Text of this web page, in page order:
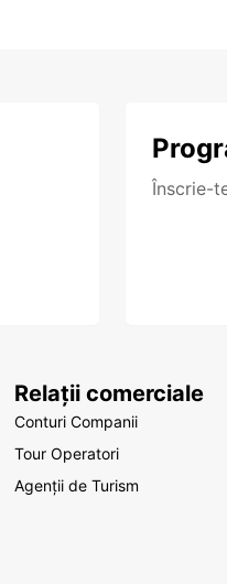
Înscrie-
Relații comerciale
Conturi Companii
Tour Operatori
Agenții de Turism